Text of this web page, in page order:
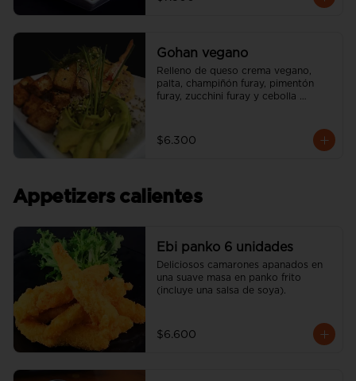
Gohan vegano
Relleno de queso crema vegano,
palta, champiñón furay, pimentón
furay, zucchini furay y cebolla
$6.300
Appetizers calientes
Ebi panko 6 unidades
Deliciosos camarones apanados en
una suave masa en panko frito
(incluye una salsa de soya).
$6.600